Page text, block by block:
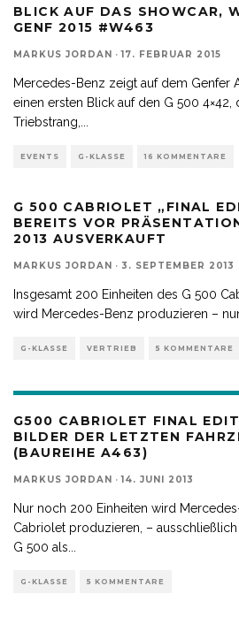
BLICK AUF DAS SHOWCAR,
GENF 2015 #W463
MARKUS JORDAN · 17. FEBRUAR 2015
Mercedes-Benz zeigt auf dem Genfer
einen ersten Blick auf den G 500 4×42,
Triebstrang,
EVENTS G-KLASSE 16 KOMMENTARE
G 500 CABRIOLET „FINAL
BEREITS VOR
2013 AUSVERKAUFT
MARKUS JORDAN · 3. SEPTEMBER 2013
Insgesamt 200 Einheiten des G 500
wird Mercedes-Benz produzieren –
G-KLASSE VERTRIEB 5 KOMMENTARE
G500 CABRIOLET FINAL
BILDER DER LETZTEN
(BAUREIHE A463)
MARKUS JORDAN · 14. JUNI 2013
Nur noch 200 Einheiten wird
Cabriolet produzieren, –
G 500 als
G-KLASSE 5 KOMMENTARE